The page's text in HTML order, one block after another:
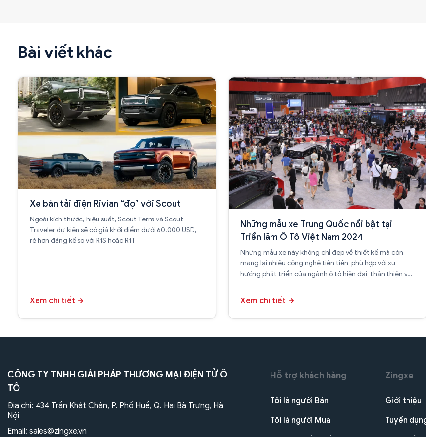
Bài viết khác
Xe bán tải điện Rivian “đọ” với Scout
Ngoài kích thước, hiệu suất, Scout Terra và Scout
Traveler dự kiến sẽ có giá khởi điểm dưới 60.000 USD,
rẻ hơn đáng kể so với R1S hoặc R1T.
Xem chi tiết
Những mẫu xe Trung Quốc nổi bật tại
Triển lãm Ô Tô Việt Nam 2024
Những mẫu xe này không chỉ đẹp về thiết kế mà còn
mang lại nhiều công nghệ tiên tiến, phù hợp với xu
hướng phát triển của ngành ô tô hiện đại, thân thiện với
Xem chi tiết
CÔNG TY TNHH GIẢI PHÁP THƯƠNG MẠI ĐIỆN TỬ Ô
TÔ
Địa chỉ: 434 Trần Khát Chân, P. Phố Huế, Q. Hai Bà Trưng, Hà
Nội
Email: sales@zingxe.vn
Hỗ trợ khách hàng
Tôi là người Bán
Tôi là người Mua
Zingxe
Giới thiệu
Tuyển